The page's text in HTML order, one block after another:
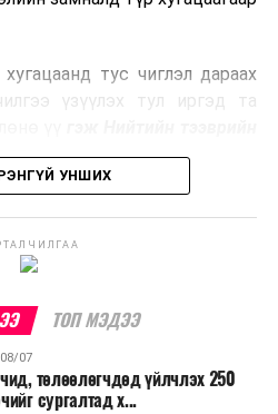
дулаан, цахилгаан
технологийг лагийн
тус чиглэл дараах
үзүүлэх тул иргэд та
УНШИХ
ТОП МЭДЭЭ
07
төлөөлөгчдөд үйлчлэх 250
сургалтад х...